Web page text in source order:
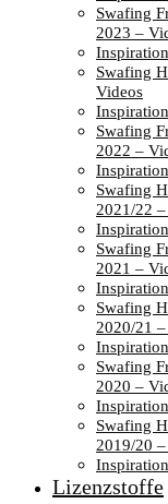
Swafing
2023 –
Swafing
Videos
Swafing
2022 –
Swafing
2021/22
Swafing
2021 –
Swafing
2020/21
Swafing
2020 –
Swafing
2019/20
Lizenzstoffe